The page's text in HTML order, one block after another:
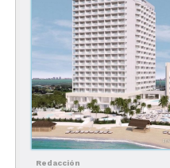
huéspedes disfrutar de
opciones de comida y
reservar, servicio de
experiencias de día y
amenidades adicionales.
Selling Points
Riviera Cancun
Redacción